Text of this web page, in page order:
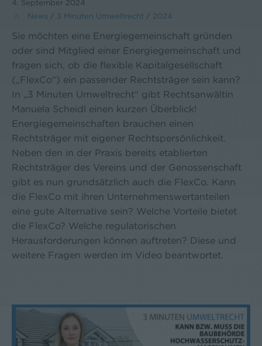
4. September 2024
News / 3 Minuten Umweltrecht / 2024
Sie möchten eine Energiegemeinschaft gründen
oder sind Mitglied einer Energiegemeinschaft und
fragen sich, ob die flexible Kapitalgesellschaft
(„FlexCo“) ein passender Rechtsträger sein kann?
In „3 Minuten Umweltrecht“ gibt Rechtsanwältin
Manuela Scheidl einen kurzen Überblick!
Energiegemeinschaften brauchen einen
Rechtsträger mit eigener Rechtspersönlichkeit.
Neben den in der Praxis bereits etablierten
Rechtsträger des Vereins und der Genossenschaft
gibt es nun grundsätzlich auch die FlexCo. Kann
die FlexCo mit ihren Unternehmenswertanteilen
eine gute Alternative sein? Welche Vorteile bietet
die FlexCo? Welche regulatorischen
Herausforderungen können auftreten? Diese und
weitere Fragen werden im Video beantwortet.